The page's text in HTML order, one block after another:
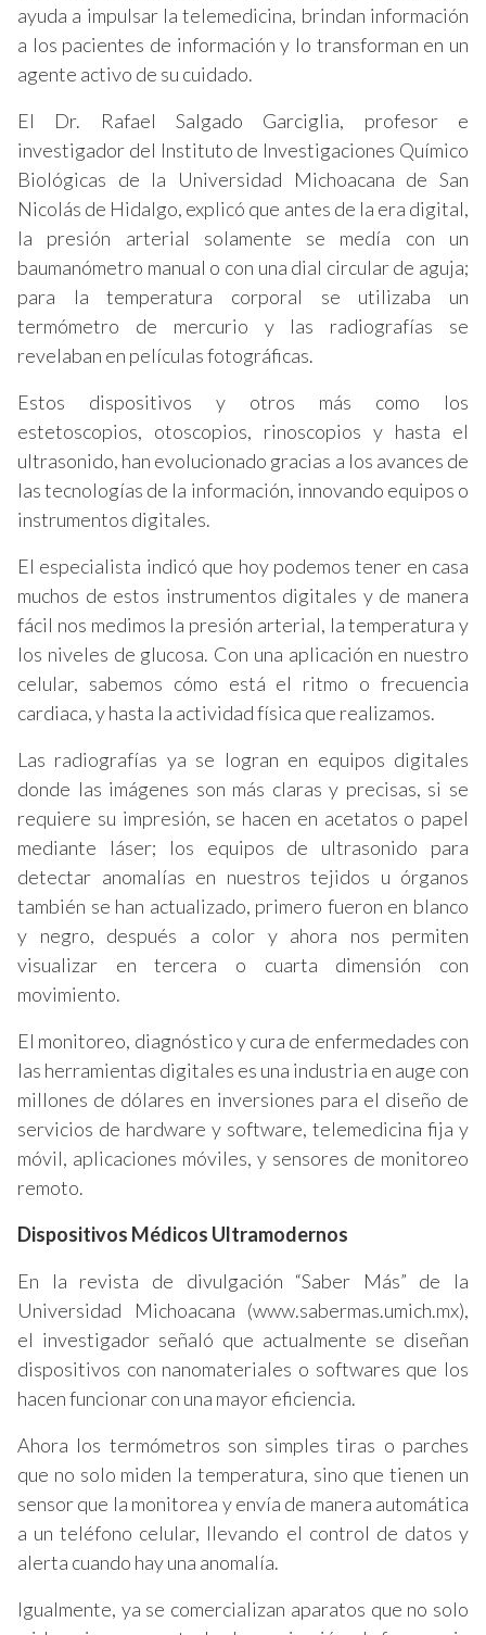
ayuda a impulsar la telemedicina, brindan información
a los pacientes de información y lo transforman en un
agente activo de su cuidado.
El Dr. Rafael Salgado Garciglia, profesor e
investigador del Instituto de Investigaciones Químico
Biológicas de la Universidad Michoacana de San
Nicolás de Hidalgo, explicó que antes de la era digital,
la presión arterial solamente se medía con un
baumanómetro manual o con una dial circular de aguja;
para la temperatura corporal se utilizaba un
termómetro de mercurio y las radiografías se
revelaban en películas fotográficas.
Estos dispositivos y otros más como los
estetoscopios, otoscopios, rinoscopios y hasta el
ultrasonido, han evolucionado gracias a los avances de
las tecnologías de la información, innovando equipos o
instrumentos digitales.
El especialista indicó que hoy podemos tener en casa
muchos de estos instrumentos digitales y de manera
fácil nos medimos la presión arterial, la temperatura y
los niveles de glucosa. Con una aplicación en nuestro
celular, sabemos cómo está el ritmo o frecuencia
cardiaca, y hasta la actividad física que realizamos.
Las radiografías ya se logran en equipos digitales
donde las imágenes son más claras y precisas, si se
requiere su impresión, se hacen en acetatos o papel
mediante láser; los equipos de ultrasonido para
detectar anomalías en nuestros tejidos u órganos
también se han actualizado, primero fueron en blanco
y negro, después a color y ahora nos permiten
visualizar en tercera o cuarta dimensión con
movimiento.
El monitoreo, diagnóstico y cura de enfermedades con
las herramientas digitales es una industria en auge con
millones de dólares en inversiones para el diseño de
servicios de hardware y software, telemedicina fija y
móvil, aplicaciones móviles, y sensores de monitoreo
remoto.
Dispositivos Médicos Ultramodernos
En la revista de divulgación “Saber Más” de la
Universidad Michoacana (www.sabermas.umich.mx),
el investigador señaló que actualmente se diseñan
dispositivos con nanomateriales o softwares que los
hacen funcionar con una mayor eficiencia.
Ahora los termómetros son simples tiras o parches
que no solo miden la temperatura, sino que tienen un
sensor que la monitorea y envía de manera automática
a un teléfono celular, llevando el control de datos y
alerta cuando hay una anomalía.
Igualmente, ya se comercializan aparatos que no solo